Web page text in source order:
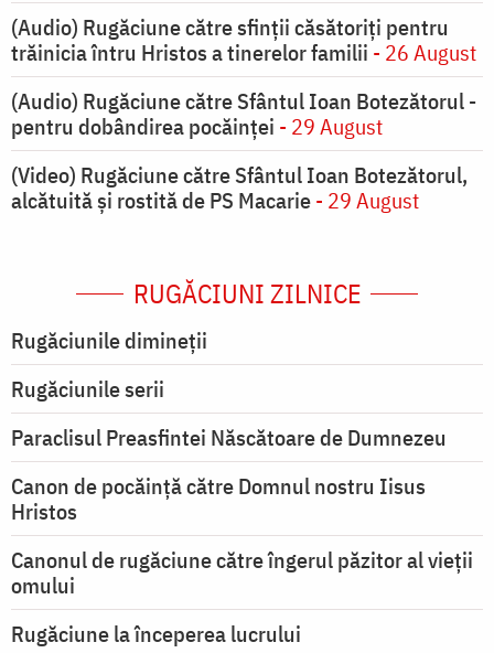
(Audio) Rugăciune către sfinții căsătoriți pentru
trăinicia întru Hristos a tinerelor familii - 26 August
(Audio) Rugăciune către Sfântul Ioan Botezătorul -
pentru dobândirea pocăinței - 29 August
(Video) Rugăciune către Sfântul Ioan Botezătorul,
alcătuită și rostită de PS Macarie- 29 August
RUGĂCIUNI ZILNICE
Rugăciunile dimineții
Rugăciunile serii
Paraclisul Preasfintei Născătoare de Dumnezeu
Canon de pocăință către Domnul nostru Iisus
Hristos
Canonul de rugăciune către îngerul păzitor al vieții
omului
Rugăciune la începerea lucrului